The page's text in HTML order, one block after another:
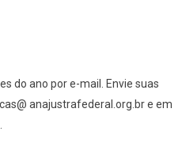
do ano por e-mail. Envie suas
anajustrafederal.org.br e em